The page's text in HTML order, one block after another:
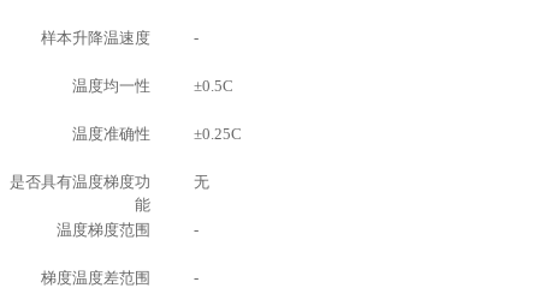
样本升降温速度 -
温度均一性 ±0.5C
温度准确性 ±0.25C
是否具有温度梯度功
能
无
温度梯度范围 -
梯度温度差范围 -